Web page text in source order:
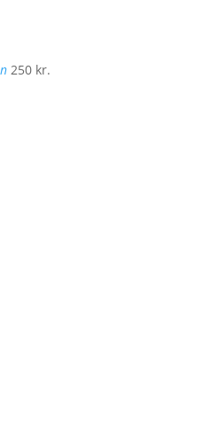
250 kr.